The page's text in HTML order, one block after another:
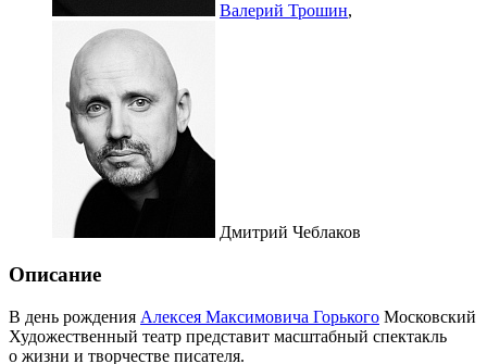
Валерий Трошин,
Дмитрий Чеблаков
Описание
В день рождения Алексея Максимовича Горького Московский
Художественный театр представит масштабный спектакль
о жизни и творчестве писателя.